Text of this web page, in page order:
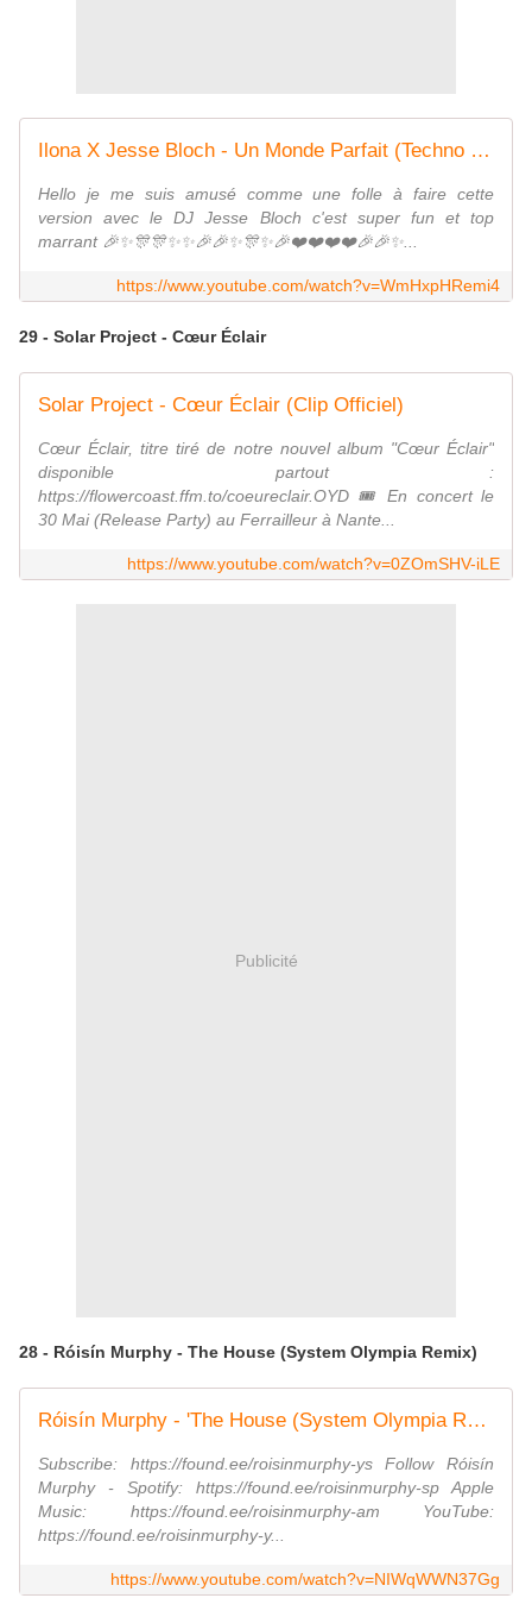
Ilona X Jesse Bloch - Un Monde Parfait (Techno Mix) (Clip officiel)
Hello je me suis amusé comme une folle à faire cette
version avec le DJ Jesse Bloch c'est super fun et top
marrant 🎉✨🎊🎊✨✨🎉🎉✨🎊✨🎉❤️❤️❤️❤️🎉🎉✨...
https://www.youtube.com/watch?v=WmHxpHRemi4
29 - Solar Project - Cœur Éclair
Solar Project - Cœur Éclair (Clip Officiel)
Cœur Éclair, titre tiré de notre nouvel album "Cœur Éclair"
disponible partout :
https://flowercoast.ffm.to/coeureclair.OYD 🎟️ En concert le
30 Mai (Release Party) au Ferrailleur à Nante...
https://www.youtube.com/watch?v=0ZOmSHV-iLE
Publicité
28 - Róisín Murphy - The House (System Olympia Remix)
Róisín Murphy - 'The House (System Olympia Remix)' (Official Audio)
Subscribe: https://found.ee/roisinmurphy-ys Follow Róisín
Murphy - Spotify: https://found.ee/roisinmurphy-sp Apple
Music: https://found.ee/roisinmurphy-am YouTube:
https://found.ee/roisinmurphy-y...
https://www.youtube.com/watch?v=NIWqWWN37Gg